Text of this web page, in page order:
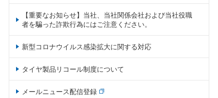
【重要なお知らせ】当社、当社関係会社および当社役職
者を騙った詐欺行為にはご注意ください。
新型コロナウイルス感染拡大に関する対応
タイヤ製品リコール制度について
メールニュース配信登録